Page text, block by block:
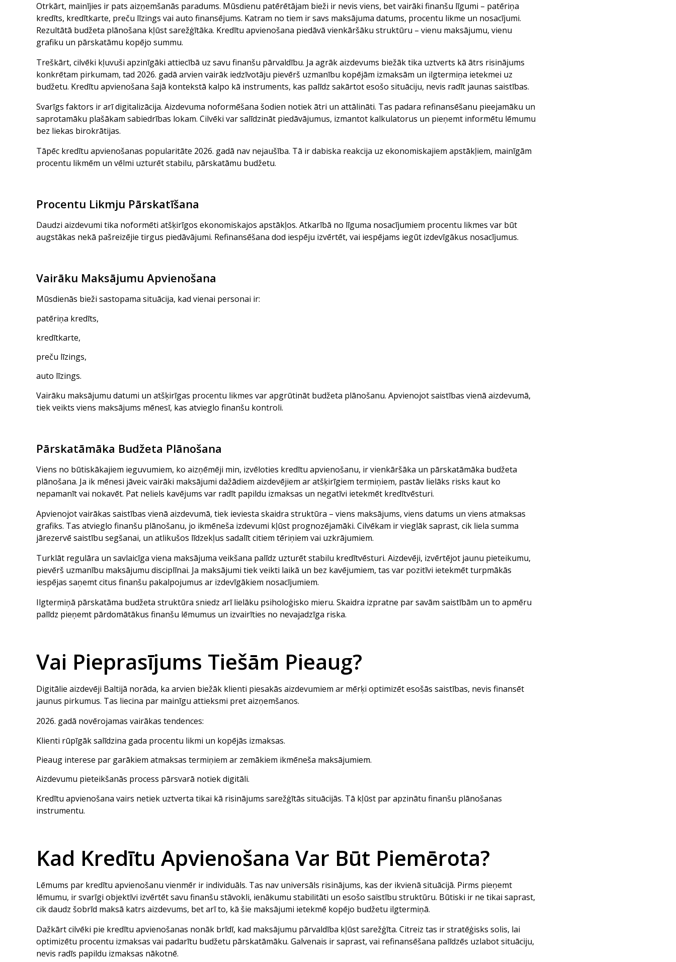
Otrkārt, mainījies ir pats aizņemšanās paradums. Mūsdienu patērētājam bieži ir nevis viens, bet vairāki finanšu līgumi – patēriņa
kredīts, kredītkarte, preču līzings vai auto finansējums. Katram no tiem ir savs maksājuma datums, procentu likme un nosacījumi.
Rezultātā budžeta plānošana kļūst sarežģītāka. Kredītu apvienošana piedāvā vienkāršāku struktūru – vienu maksājumu, vienu
grafiku un pārskatāmu kopējo summu.
Treškārt, cilvēki kļuvuši apzinīgāki attiecībā uz savu finanšu pārvaldību. Ja agrāk aizdevums biežāk tika uztverts kā ātrs risinājums
konkrētam pirkumam, tad 2026. gadā arvien vairāk iedzīvotāju pievērš uzmanību kopējām izmaksām un ilgtermiņa ietekmei uz
budžetu. Kredītu apvienošana šajā kontekstā kalpo kā instruments, kas palīdz sakārtot esošo situāciju, nevis radīt jaunas saistības.
Svarīgs faktors ir arī digitalizācija. Aizdevuma noformēšana šodien notiek ātri un attālināti. Tas padara refinansēšanu pieejamāku un
saprotamāku plašākam sabiedrības lokam. Cilvēki var salīdzināt piedāvājumus, izmantot kalkulatorus un pieņemt informētu lēmumu
bez liekas birokrātijas.
Tāpēc kredītu apvienošanas popularitāte 2026. gadā nav nejaušība. Tā ir dabiska reakcija uz ekonomiskajiem apstākļiem, mainīgām
procentu likmēm un vēlmi uzturēt stabilu, pārskatāmu budžetu.
Procentu Likmju Pārskatīšana
Daudzi aizdevumi tika noformēti atšķirīgos ekonomiskajos apstākļos. Atkarībā no līguma nosacījumiem procentu likmes var būt
augstākas nekā pašreizējie tirgus piedāvājumi. Refinansēšana dod iespēju izvērtēt, vai iespējams iegūt izdevīgākus nosacījumus.
Vairāku Maksājumu Apvienošana
Mūsdienās bieži sastopama situācija, kad vienai personai ir:
patēriņa kredīts,
kredītkarte,
preču līzings,
auto līzings.
Vairāku maksājumu datumi un atšķirīgas procentu likmes var apgrūtināt budžeta plānošanu. Apvienojot saistības vienā aizdevumā,
tiek veikts viens maksājums mēnesī, kas atvieglo finanšu kontroli.
Pārskatāmāka Budžeta Plānošana
Viens no būtiskākajiem ieguvumiem, ko aizņēmēji min, izvēloties kredītu apvienošanu, ir vienkāršāka un pārskatāmāka budžeta
plānošana. Ja ik mēnesi jāveic vairāki maksājumi dažādiem aizdevējiem ar atšķirīgiem termiņiem, pastāv lielāks risks kaut ko
nepamanīt vai nokavēt. Pat neliels kavējums var radīt papildu izmaksas un negatīvi ietekmēt kredītvēsturi.
Apvienojot vairākas saistības vienā aizdevumā, tiek ieviesta skaidra struktūra – viens maksājums, viens datums un viens atmaksas
grafiks. Tas atvieglo finanšu plānošanu, jo ikmēneša izdevumi kļūst prognozējamāki. Cilvēkam ir vieglāk saprast, cik liela summa
jārezervē saistību segšanai, un atlikušos līdzekļus sadalīt citiem tēriņiem vai uzkrājumiem.
Turklāt regulāra un savlaicīga viena maksājuma veikšana palīdz uzturēt stabilu kredītvēsturi. Aizdevēji, izvērtējot jaunu pieteikumu,
pievērš uzmanību maksājumu disciplīnai. Ja maksājumi tiek veikti laikā un bez kavējumiem, tas var pozitīvi ietekmēt turpmākās
iespējas saņemt citus finanšu pakalpojumus ar izdevīgākiem nosacījumiem.
Ilgtermiņā pārskatāma budžeta struktūra sniedz arī lielāku psiholoģisko mieru. Skaidra izpratne par savām saistībām un to apmēru
palīdz pieņemt pārdomātākus finanšu lēmumus un izvairīties no nevajadzīga riska.
Vai Pieprasījums Tiešām Pieaug?
Digitālie aizdevēji Baltijā norāda, ka arvien biežāk klienti piesakās aizdevumiem ar mērķi optimizēt esošās saistības, nevis finansēt
jaunus pirkumus. Tas liecina par mainīgu attieksmi pret aizņemšanos.
2026. gadā novērojamas vairākas tendences:
Klienti rūpīgāk salīdzina gada procentu likmi un kopējās izmaksas.
Pieaug interese par garākiem atmaksas termiņiem ar zemākiem ikmēneša maksājumiem.
Aizdevumu pieteikšanās process pārsvarā notiek digitāli.
Kredītu apvienošana vairs netiek uztverta tikai kā risinājums sarežģītās situācijās. Tā kļūst par apzinātu finanšu plānošanas
instrumentu.
Kad Kredītu Apvienošana Var Būt Piemērota?
Lēmums par kredītu apvienošanu vienmēr ir individuāls. Tas nav universāls risinājums, kas der ikvienā situācijā. Pirms pieņemt
lēmumu, ir svarīgi objektīvi izvērtēt savu finanšu stāvokli, ienākumu stabilitāti un esošo saistību struktūru. Būtiski ir ne tikai saprast,
cik daudz šobrīd maksā katrs aizdevums, bet arī to, kā šie maksājumi ietekmē kopējo budžetu ilgtermiņā.
Dažkārt cilvēki pie kredītu apvienošanas nonāk brīdī, kad maksājumu pārvaldība kļūst sarežģīta. Citreiz tas ir stratēģisks solis, lai
optimizētu procentu izmaksas vai padarītu budžetu pārskatāmāku. Galvenais ir saprast, vai refinansēšana palīdzēs uzlabot situāciju,
nevis radīs papildu izmaksas nākotnē.